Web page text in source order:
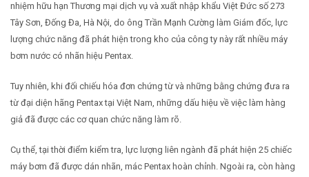
nhiệm hữu hạn Thương mại dịch vụ và xuất nhập khẩu Việt Đức số 273
Tây Sơn, Đống Đa, Hà Nội, do ông Trần Mạnh Cường làm Giám đốc, lực
lượng chức năng đã phát hiện trong kho của công ty này rất nhiều máy
bơm nước có nhãn hiệu Pentax.
Tuy nhiên, khi đối chiếu hóa đơn chứng từ và những bằng chứng đưa ra
từ đại diện hãng Pentax tại Việt Nam, những dấu hiệu về việc làm hàng
giả đã được các cơ quan chức năng làm rõ.
Cụ thể, tại thời điểm kiểm tra, lực lượng liên ngành đã phát hiện 25 chiếc
máy bơm đã được dán nhãn, mác Pentax hoàn chỉnh. Ngoài ra, còn hàng